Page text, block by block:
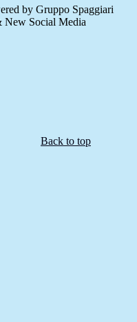
by Gruppo Spaggiari
New Social Media
Back to top